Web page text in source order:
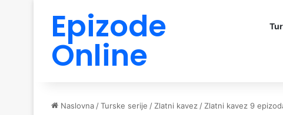
Epizode
Online
Naslovna /Turske serije / Zlatni kavez / Zlatni kavez 9